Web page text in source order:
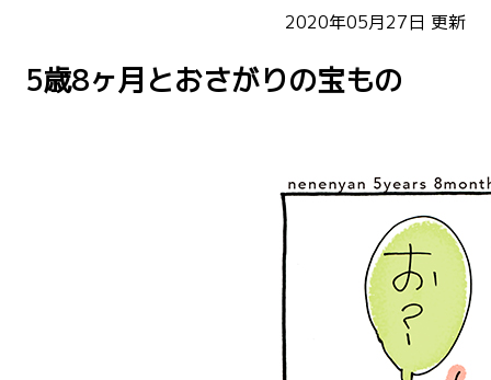
2020年05月27日 更新
5歳8ヶ月とおさがりの宝もの